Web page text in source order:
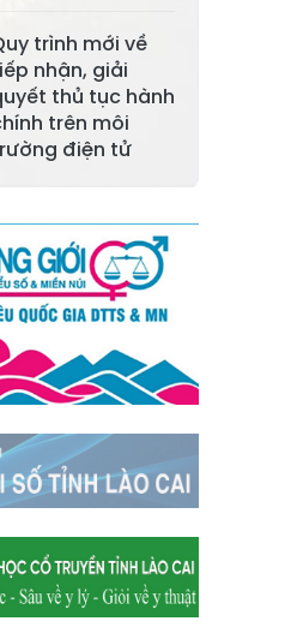
Xã Việt Hồng
Xã Cốc San
Xã Phong Hải
Xã Gia Phú
Xã A Mú Sung
Xã Nậm Chày
Xã Bát Xát
Xã Khánh Yên
Xã Dương Quỳ
trình mới về
nhận, giải
thủ tục hành
trên môi
điện tử